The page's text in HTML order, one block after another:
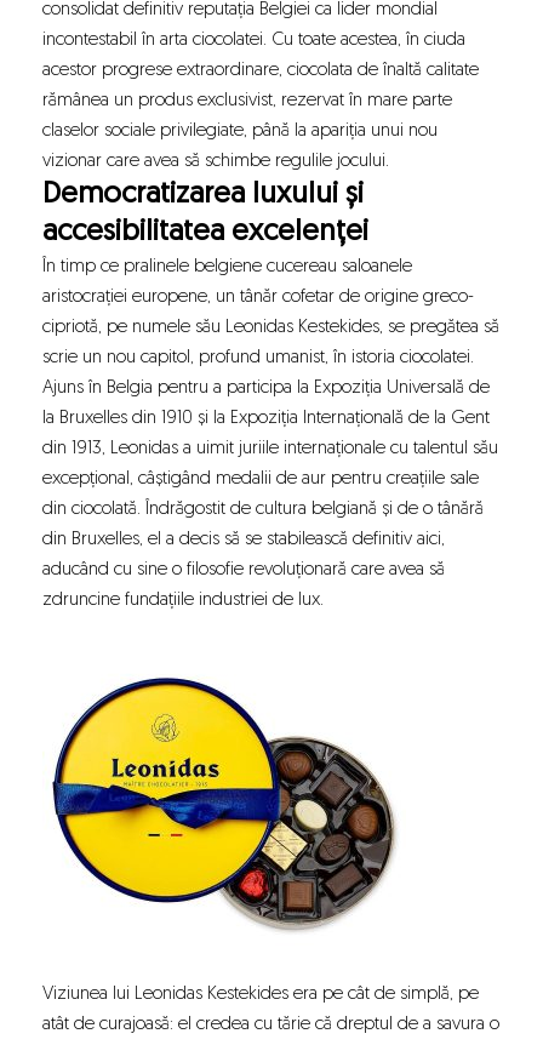
consolidat definitiv reputația Belgiei ca lider mondial
incontestabil în arta ciocolatei. Cu toate acestea, în ciuda
acestor progrese extraordinare, ciocolata de înaltă calitate
rămânea un produs exclusivist, rezervat în mare parte
claselor sociale privilegiate, până la apariția unui nou
vizionar care avea să schimbe regulile jocului.
Democratizarea luxului și
accesibilitatea excelenței
În timp ce pralinele belgiene cucereau saloanele
aristocrației europene, un tânăr cofetar de origine greco-
cipriotă, pe numele său Leonidas Kestekides, se pregătea să
scrie un nou capitol, profund umanist, în istoria ciocolatei.
Ajuns în Belgia pentru a participa la Expoziția Universală de
la Bruxelles din 1910 și la Expoziția Internațională de la Gent
din 1913, Leonidas a uimit juriile internaționale cu talentul său
excepțional, câștigând medalii de aur pentru creațiile sale
din ciocolată. Îndrăgostit de cultura belgiană și de o tânără
din Bruxelles, el a decis să se stabilească definitiv aici,
aducând cu sine o filosofie revoluționară care avea să
zdruncine fundațiile industriei de lux.
Viziunea lui Leonidas Kestekides era pe cât de simplă, pe
atât de curajoasă: el credea cu tărie că dreptul de a savura o